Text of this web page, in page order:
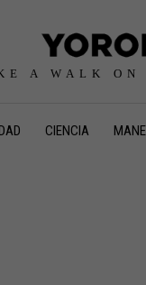
A WALK ON
CIENCIA